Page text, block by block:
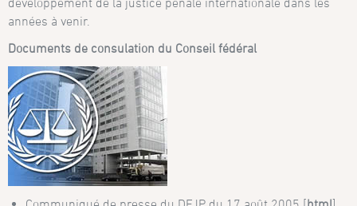
années à venir.
Documents de consulation du Conseil fédéral